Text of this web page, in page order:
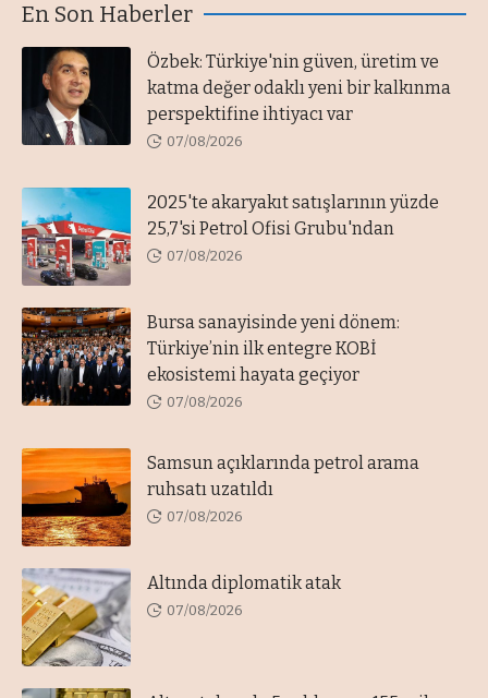
En Son Haberler
Özbek: Türkiye'nin güven, üretim ve
katma değer odaklı yeni bir kalkınma
perspektifine ihtiyacı var
07/08/2026
2025'te akaryakıt satışlarının yüzde
25,7'si Petrol Ofisi Grubu'ndan
07/08/2026
Bursa sanayisinde yeni dönem:
Türkiye’nin ilk entegre KOBİ
ekosistemi hayata geçiyor
07/08/2026
Samsun açıklarında petrol arama
ruhsatı uzatıldı
07/08/2026
Altında diplomatik atak
07/08/2026